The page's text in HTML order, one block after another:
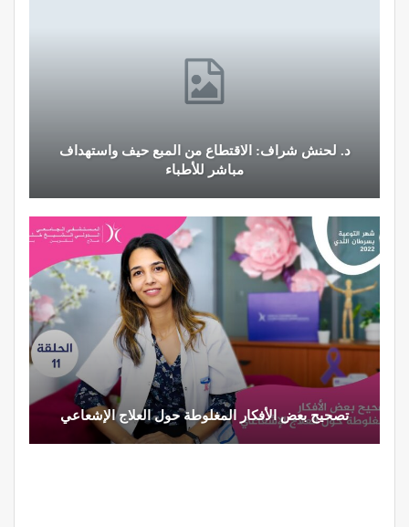
د. لحنش شراف: الاقتطاع من المبع حيف واستهداف
مباشر للأطباء
تصحيح بعض الأفكار المغلوطة حول العلاج الإشعاعي